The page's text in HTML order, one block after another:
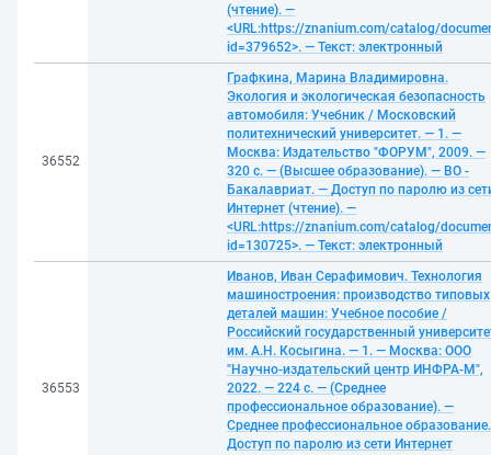
(чтение). —
<URL:https://znanium.com/catalog/
id=379652>. — Текст: электронный
36552
Графкина, Марина Владимировна.
Экология и экологическая безопасность
автомобиля: Учебник / Московский
политехнический университет. — 1. —
Москва: Издательство "ФОРУМ", 2009. —
320 с. — (Высшее образование). — ВО -
Бакалавриат. — Доступ по паролю из
Интернет (чтение). —
<URL:https://znanium.com/catalog/
id=130725>. — Текст: электронный
36553
Иванов, Иван Серафимович. Технология
машиностроения: производство типовых
деталей машин: Учебное пособие /
Российский государственный
им. А.Н. Косыгина. — 1. — Москва: ООО
"Научно-издательский центр ИНФРА-М",
2022. — 224 с. — (Среднее
профессиональное образование). —
Среднее профессиональное
Доступ по паролю из сети Интернет